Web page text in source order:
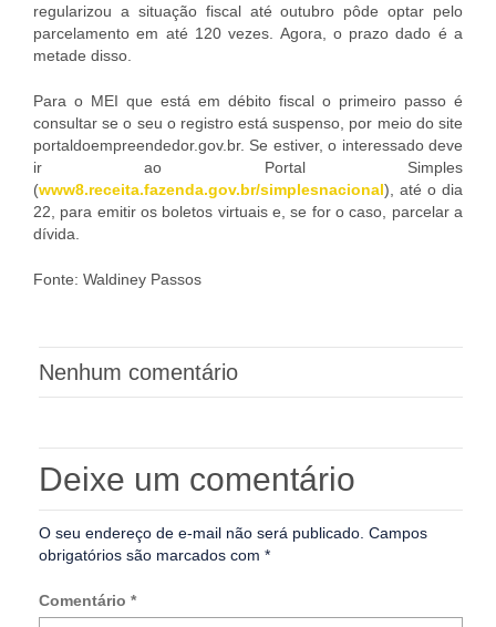
regularizou a situação fiscal até outubro pôde optar pelo
parcelamento em até 120 vezes. Agora, o prazo dado é a
metade disso.
Para o MEI que está em débito fiscal o primeiro passo é
consultar se o seu o registro está suspenso, por meio do site
portaldoempreendedor.gov.br. Se estiver, o interessado deve
ir ao Portal Simples
(www8.receita.fazenda.gov.br/simplesnacional), até o dia
22, para emitir os boletos virtuais e, se for o caso, parcelar a
dívida.
Fonte: Waldiney Passos
Nenhum comentário
Deixe um comentário
O seu endereço de e-mail não será publicado. Campos
obrigatórios são marcados com *
Comentário *